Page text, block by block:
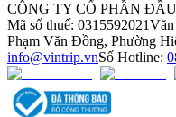
CÔNG TY CỔ PHẦN
Mã số thuế: 0315592021Văn
Phạm Văn Đồng, Phường
info@vintrip.vnSố Hotline: